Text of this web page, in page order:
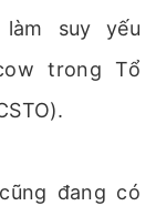
suy yếu
trong Tổ
đang có